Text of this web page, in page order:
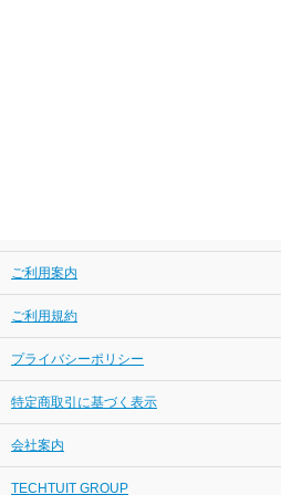
ご利用案内
ご利用規約
プライバシーポリシー
特定商取引に基づく表示
会社案内
TECHTUIT GROUP